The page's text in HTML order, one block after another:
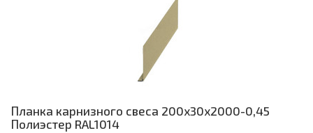
Планка карнизного свеса 200х30х2000-0,45
Полиэстер RAL1014